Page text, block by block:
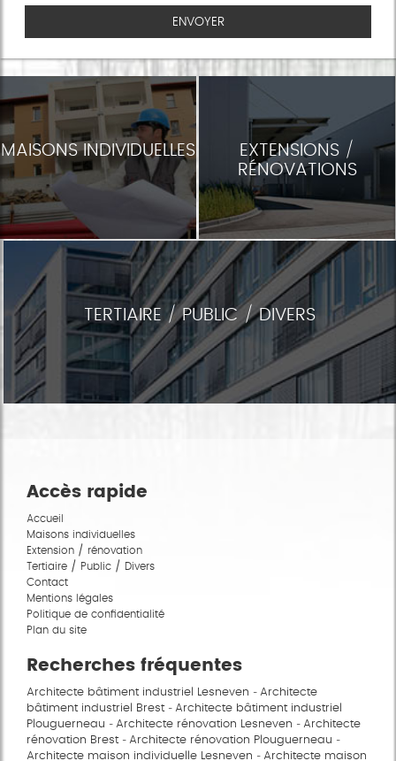
MAISONS INDIVIDUELLES
EXTENSIONS /
RÉNOVATIONS
TERTIAIRE / PUBLIC / DIVERS
Accès rapide
Accueil
Maisons individuelles
Extension / rénovation
Tertiaire / Public / Divers
Contact
Mentions légales
Politique de confidentialité
Plan du site
Recherches fréquentes
Architecte bâtiment industriel Lesneven
Architecte
bâtiment industriel Brest
Architecte bâtiment industriel
Plouguerneau
Architecte rénovation Lesneven
Architecte
rénovation Brest
Architecte rénovation Plouguerneau
Architecte maison individuelle Lesneven
Architecte maison